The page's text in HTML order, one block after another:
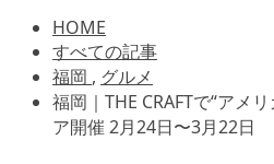
HOME
すべての記事
福岡 , グルメ
福岡｜THE CRAFTで“アメ
ア開催 2月24日〜3月22日